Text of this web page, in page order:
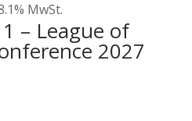
MwSt.
– League of
2027